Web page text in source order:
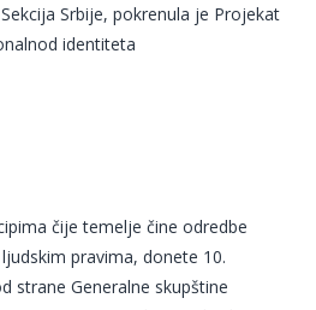
Srbije, pokrenula je Projekat
identiteta
čije temelje čine odredbe
pravima, donete 10.
strane Generalne skupštine